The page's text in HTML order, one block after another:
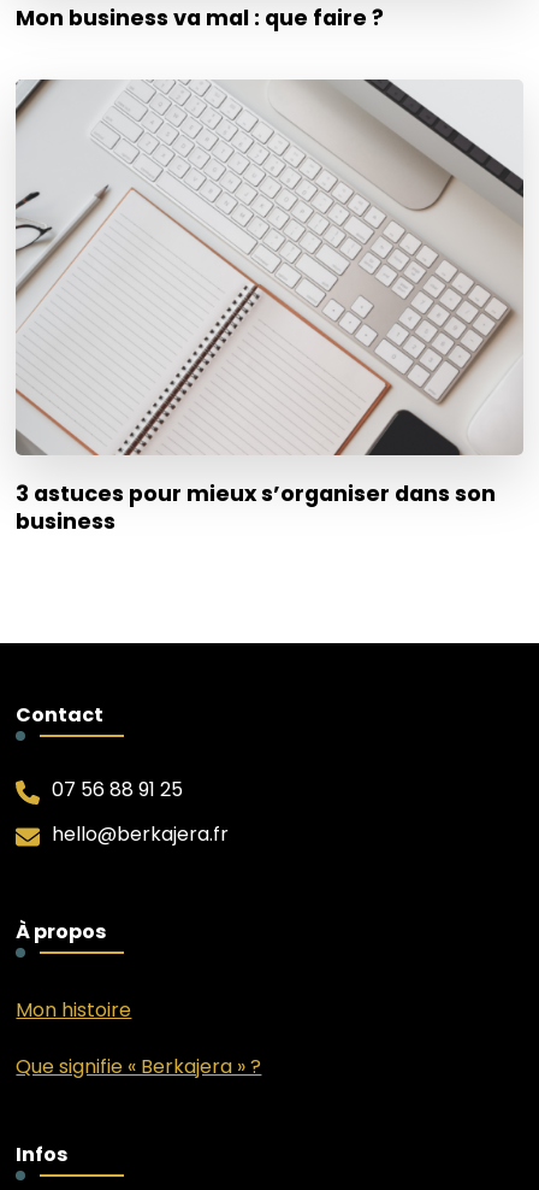
Mon business va mal : que faire ?
3 astuces pour mieux s’organiser dans son
business
Contact
07 56 88 91 25
hello@berkajera.fr
À propos
Mon histoire
Que signifie « Berkajera » ?
Infos